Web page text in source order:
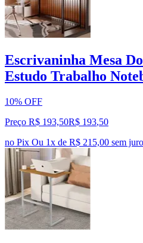
Escrivaninha Mesa
Estudo Trabalho
10% OFF
Preço R$ 193,50R$ 193,50
no Pix Ou 1x de R$ 215,00 sem